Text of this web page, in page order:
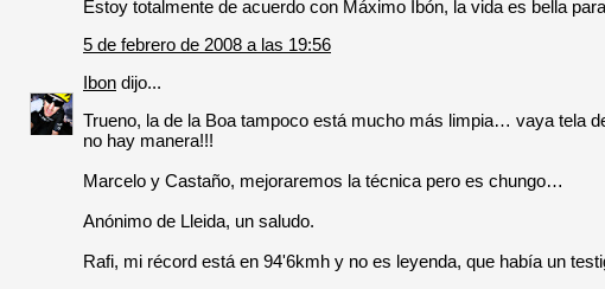
Estoy totalmente de acuerdo con Máximo Ibón, la vida es bella
5 de febrero de 2008 a las 19:56
Ibon dijo...
Trueno, la de la Boa tampoco está mucho más limpia… vaya tela
no hay manera!!!
Marcelo y Castaño, mejoraremos la técnica pero es chungo…
Anónimo de Lleida, un saludo.
Rafi, mi récord está en 94'6kmh y no es leyenda, que había un